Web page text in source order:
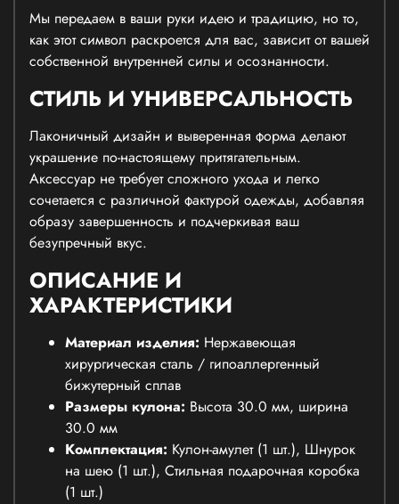
Мы передаем в ваши руки идею и традицию, но то,
как этот символ раскроется для вас, зависит от вашей
собственной внутренней силы и осознанности.
СТИЛЬ И УНИВЕРСАЛЬНОСТЬ
Лаконичный дизайн и выверенная форма делают
украшение по-настоящему притягательным.
Аксессуар не требует сложного ухода и легко
сочетается с различной фактурой одежды, добавляя
образу завершенность и подчеркивая ваш
безупречный вкус.
ОПИСАНИЕ И
ХАРАКТЕРИСТИКИ
Материал изделия: Нержавеющая
хирургическая сталь / гипоаллергенный
бижутерный сплав
Размеры кулона: Высота 30.0 мм, ширина
30.0 мм
Комплектация: Кулон-амулет (1 шт.), Шнурок
на шею (1 шт.), Стильная подарочная коробка
(1 шт.)